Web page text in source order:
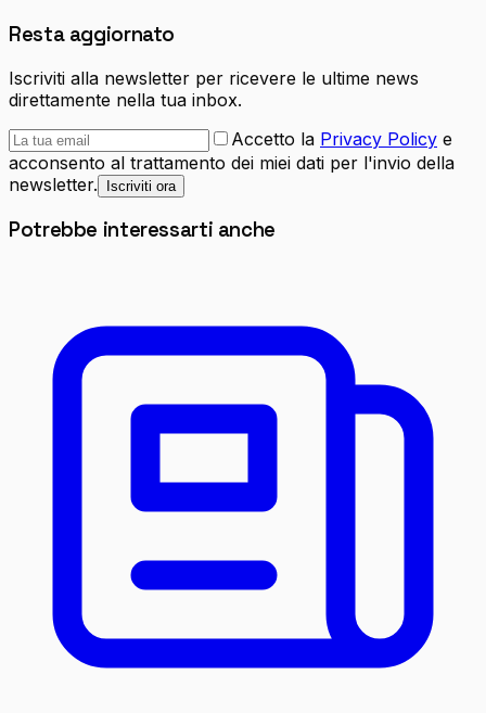
Resta aggiornato
Iscriviti alla newsletter per ricevere le ultime news
direttamente nella tua inbox.
Accetto la Privacy Policy e
acconsento al trattamento dei miei dati per l'invio della
newsletter.
Iscriviti ora
Potrebbe interessarti anche